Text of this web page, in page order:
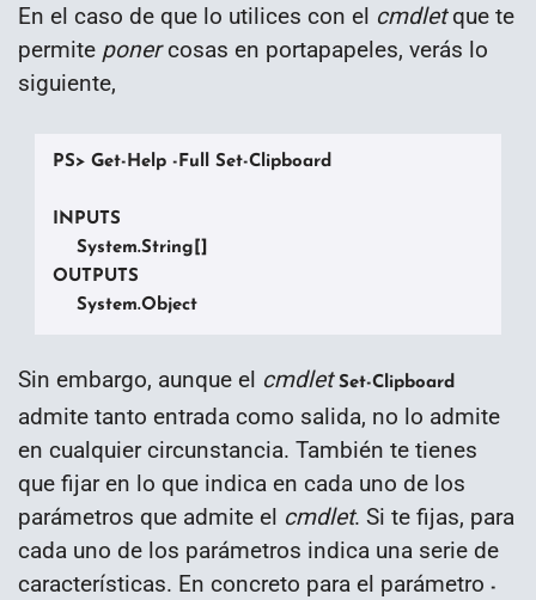
En el caso de que lo utilices con el cmdletque te
permite ponercosas en portapapeles, verás lo
siguiente,
PS> Get-Help -Full Set-Clipboard
INPUTS
    System.String[]
OUTPUTS
    System.Object
Sin embargo, aunque el cmdlet Set-Clipboard
admite tanto entrada como salida, no lo admite
en cualquier circunstancia. También te tienes
que fijar en lo que indica en cada uno de los
parámetros que admite el cmdlet. Si te fijas, para
cada uno de los parámetros indica una serie de
características. En concreto para el parámetro -